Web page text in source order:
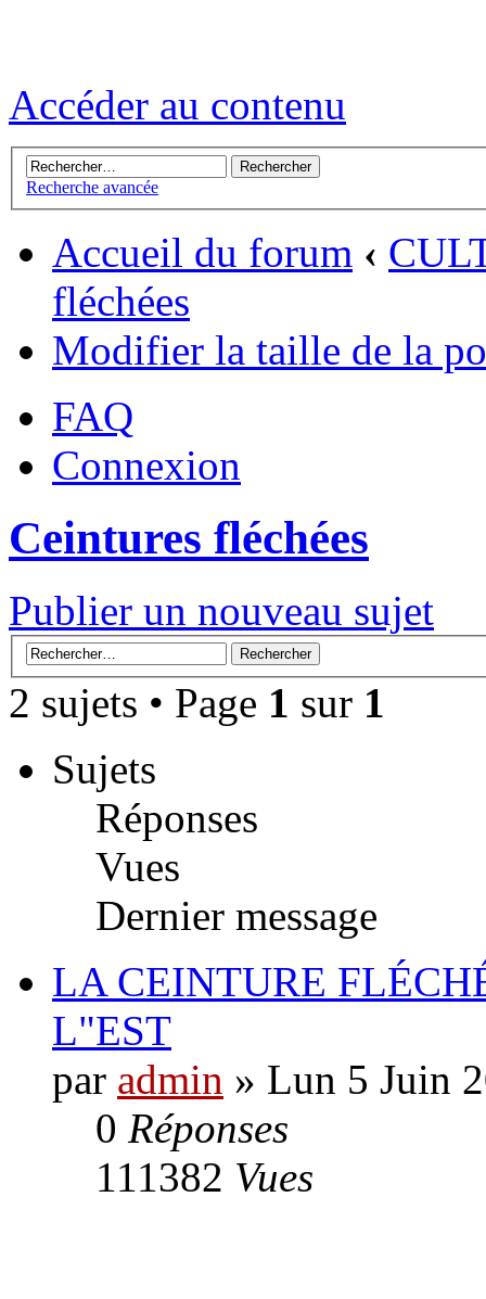
Accéder au contenu
Recherche avancée
Accueil du forum ‹
fléchées
Modifier la taille de la
FAQ
Connexion
Ceintures fléchées
Publier un nouveau sujet
2 sujets • Page 1 sur 1
Sujets
Réponses
Vues
Dernier message
LA CEINTURE
L"EST
par admin » Lun 5 Juin
0 Réponses
111382 Vues